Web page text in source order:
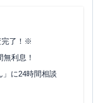
完了！※
利息！
に24時間相談